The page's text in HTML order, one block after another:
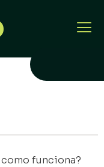
como funciona?